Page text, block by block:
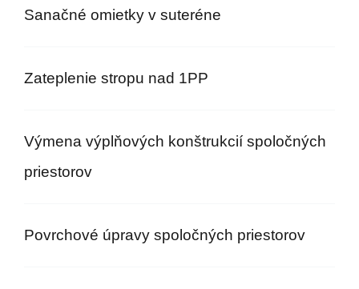
Sanačné omietky v suteréne
Zateplenie stropu nad 1PP
Výmena výplňových konštrukcií spoločných
priestorov
Povrchové úpravy spoločných priestorov